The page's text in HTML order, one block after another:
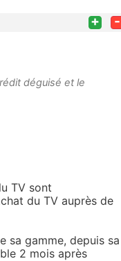
+ -
déguisé et le
TV sont
du TV auprès de
sa gamme, depuis sa
2 mois après